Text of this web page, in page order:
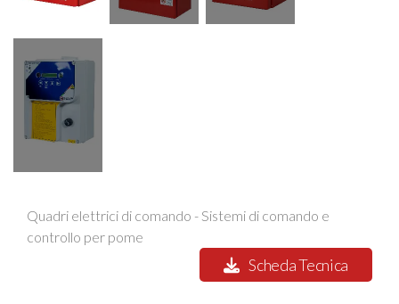
Quadri elettrici di comando - Sistemi di comando e
controllo per pome
Scheda Tecnica